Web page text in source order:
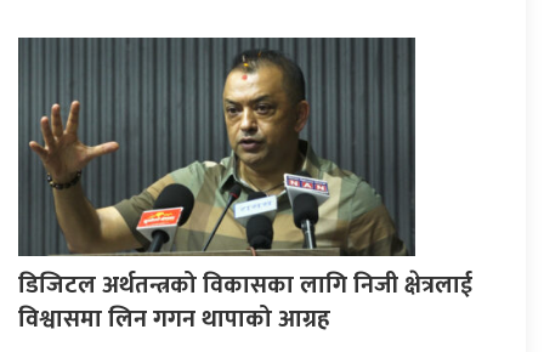
डिजिटल अर्थतन्त्रको विकासका लागि निजी क्षेत्रलाई
विश्वासमा लिन गगन थापाको आग्रह